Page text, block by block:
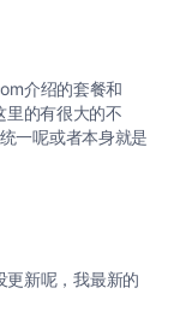
介绍的套餐和
的有很大的不
一呢或者本身就是
新呢，我最新的